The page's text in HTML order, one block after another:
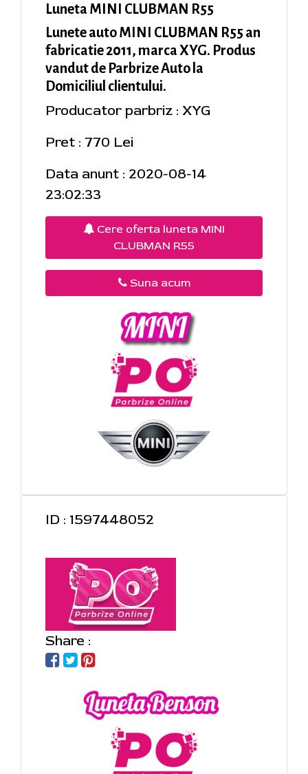
Luneta MINI CLUBMAN R55
Lunete auto MINI CLUBMAN R55 an
fabricatie 2011, marca XYG. Produs
vandut de Parbrize Auto la
Domiciliul clientului.
Producator parbriz : XYG
Pret : 770 Lei
Data anunt : 2020-08-14
23:02:33
Cere oferta luneta MINI
CLUBMAN R55
Suna acum
ID : 1597448052
Share :